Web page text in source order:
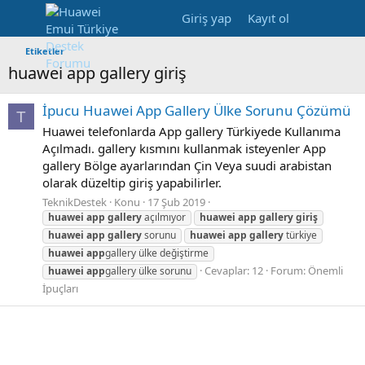
Giriş yap Kayıt ol
Etiketler
huawei app gallery giriş
T İpucu Huawei App Gallery Ülke Sorunu Çözümü
Huawei telefonlarda App gallery Türkiyede Kullanıma
Açılmadı. gallery kısmını kullanmak isteyenler App
gallery Bölge ayarlarından Çin Veya suudi arabistan
olarak düzeltip giriş yapabilirler.
TeknikDestek Konu 17 Şub 2019
huawei app galleryaçılmıyor huawei app gallerygiriş
huawei app gallerysorunu huawei app gallerytürkiye
huawei appgallery ülke değiştirme
huawei appgallery ülke sorunu Cevaplar: 12 Forum: Önemli
İpuçları